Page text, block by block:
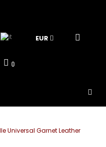
EUR
0
Universal Garnet Leather